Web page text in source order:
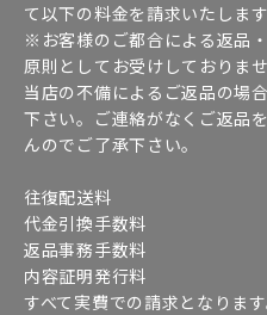
て以下の料金を請求いたします
※お客様のご都合による返品
原則としてお受けしておりませ
当店の不備によるご返品の場
下さい。ご連絡がなくご返品
んのでご了承下さい。
往復配送料
代金引換手数料
返品事務手数料
内容証明発行料
すべて実費での請求となります